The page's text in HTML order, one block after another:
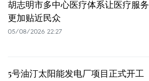
胡志明市多中心医疗体系让医疗服务
更加贴近民众
05/08/2026 22:27
5号油汀太阳能发电厂项目正式开工